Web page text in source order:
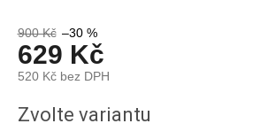
900 Kč –30 %
629 Kč
520 Kč bez DPH
cena:
Zvolte variantu